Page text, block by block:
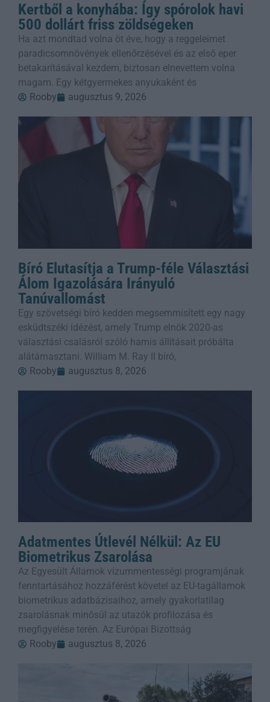
Kertből a konyhába: Így spórolok havi
500 dollárt friss zöldségeken
Ha azt mondtad volna öt éve, hogy a reggeleimet
paradicsomnövények ellenőrzésével és az első eper
betakarításával kezdem, biztosan elnevettem volna
magam. Egy kétgyermekes anyukaként és
Rooby
augusztus 9, 2026
Bíró Elutasítja a Trump-féle Választási
Álom Igazolására Irányuló
Tanúvallomást
Egy szövetségi bíró kedden megsemmisített egy nagy
esküdtszéki idézést, amely Trump elnök 2020-as
választási csalásról szóló hamis állításait próbálta
alátámasztani. William M. Ray II bíró,
Rooby
augusztus 8, 2026
Adatmentes Útlevél Nélkül: Az EU
Biometrikus Zsarolása
Az Egyesült Államok vízummentességi programjának
fenntartásához hozzáférést követel az EU-tagállamok
biometrikus adatbázisaihoz, amely gyakorlatilag
zsarolásnak minősül az utazók profilozása és
megfigyelése terén. Az Európai Bizottság
Rooby
augusztus 8, 2026